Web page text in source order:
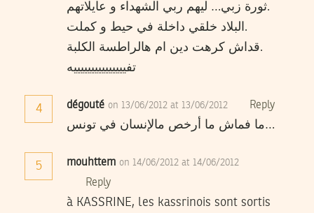
ثورة زبي… ليهم ربي الشهداء و عايلاتهم.
البلاد خلقي داخلة في حيط و كملت.
قداش كرهت دين ام هالراطسة الكلبة.
تفيييييييييييييييه
4 dégouté on 13/06/2012 at 13/06/2012 Reply
ما فماش ما أرخص مالإنسان في تونس…
5 mouhttem on 14/06/2012 at 14/06/2012
Reply
à KASSRINE, les kassrinois sont sortis